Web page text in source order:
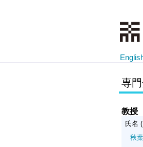
専
教授
氏名
秋